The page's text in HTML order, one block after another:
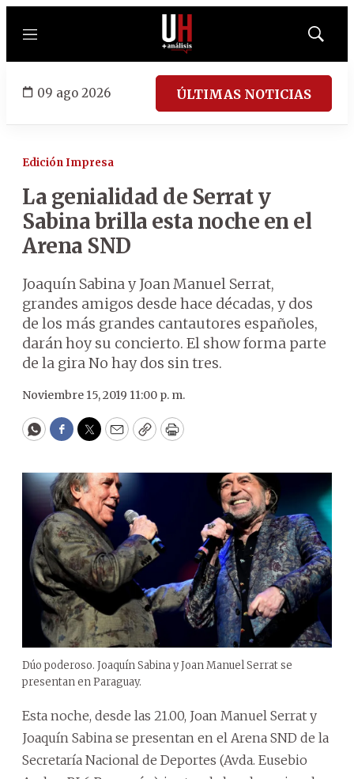
Menú
Mostrar
09 ago 2026 ÚLTIMAS NOTICIAS
Edición Impresa
La genialidad de Serrat y
Sabina brilla esta noche en el
Arena SND
Joaquín Sabina y Joan Manuel Serrat,
grandes amigos desde hace décadas, y dos
de los más grandes cantautores españoles,
darán hoy su concierto. El show forma parte
de la gira No hay dos sin tres.
Noviembre 15, 2019 11:00 p. m.
WhatsApp
Facebook
Twitter
EmailCopyPrint
Dúo poderoso. Joaquín Sabina y Joan Manuel Serrat se
presentan en Paraguay.
Esta noche, desde las 21.00, Joan Manuel Serrat y
Joaquín Sabina se presentan en el Arena SND de la
Secretaría Nacional de Deportes (Avda. Eusebio